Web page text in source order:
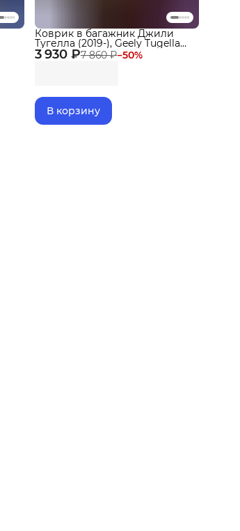
3 930 ₽7 860 ₽−50%
Коврик в багажник Джили
Тугелла (2019-), Geely Tugella
Рестайлинг с бортиками Эва,
Eva
В корзину